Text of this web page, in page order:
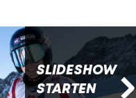
SLIDESHOW
STARTEN